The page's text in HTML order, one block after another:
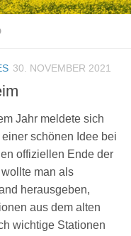
30. NOVEMBER 2021
Jahr meldete sich
schönen Idee bei
offiziellen Ende der
man als
herausgeben,
aus dem alten
wichtige Stationen